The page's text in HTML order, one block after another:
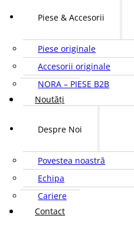
Piese & Accesorii
Piese originale
Accesorii originale
NORA – PIESE B2B
Noutăți
Despre Noi
Povestea noastră
Echipa
Cariere
Contact